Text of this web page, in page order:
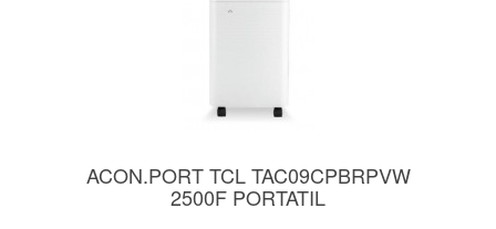
ACON.PORT TCL TAC09CPBRPVW
2500F PORTATIL